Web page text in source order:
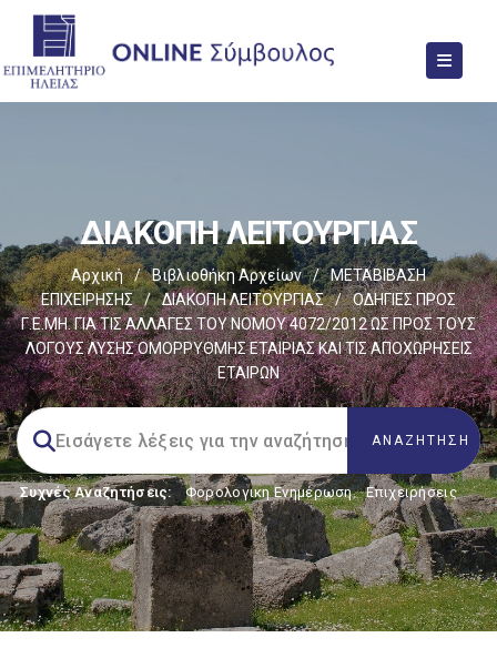
ΔΙΑΚΟΠΗ ΛΕΙΤΟΥΡΓΙΑΣ
Αρχική / Βιβλιοθήκη Αρχείων /
ΜΕΤΑΒΙΒΑΣΗ
ΕΠΙΧΕIΡΗΣΗΣ
/ ΔΙΑΚΟΠΗ ΛΕΙΤΟΥΡΓΙΑΣ /
ΟΔΗΓΙΕΣ ΠΡΟΣ
Γ.Ε.ΜΗ. ΓΙΑ ΤΙΣ ΑΛΛΑΓΕΣ ΤΟΥ ΝΟΜΟΥ 4072/2012 ΩΣ ΠΡΟΣ ΤΟΥΣ
ΛΟΓΟΥΣ ΛΥΣΗΣ ΟΜΟΡΡΥΘΜΗΣ ΕΤΑΙΡΙΑΣ ΚΑΙ ΤΙΣ ΑΠΟΧΩΡΗΣΕΙΣ
ΕΤΑΙΡΩΝ
Συχνές Αναζητήσεις: Φορολογικη Ενημέρωση, Επιχειρήσεις